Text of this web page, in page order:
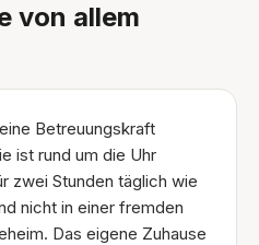
von allem
Betreuungskraft
ist rund um die Uhr
zwei Stunden täglich wie
nicht in einer fremden
Das eigene Zuhause